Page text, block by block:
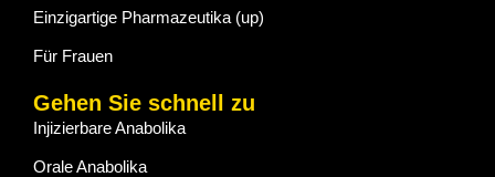
Einzigartige Pharmazeutika (up)
Für Frauen
Gehen Sie schnell zu
Injizierbare Anabolika
Orale Anabolika